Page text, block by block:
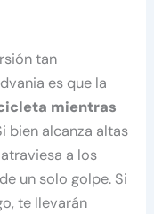
tan
es que la
mientras
bien alcanza altas
a los
un solo golpe. Si
te llevarán